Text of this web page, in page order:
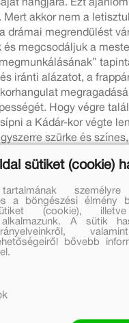
hangjára. Ezt
Mert akkor nem a
drámai megrendülést
és megcsodáljuk a
iránti alázatot, a
Hogy végre
a Kádár-kor végte
szürke és
egyszerre keleti és
sajátos retró
nosztalgiával
kávéfőzők, a feszülő
szemüvegkeretek,
pszeudokapitalista
vizuális kultúra – a
a tévésorozatokig – már
az ötvenes, hatvanas
ég. Czene képeit
ezzel a korszakkal,
a szüleink életének
sütiket (cookie)
a böngészési élmény
(cookie),
A sütik
bővebb